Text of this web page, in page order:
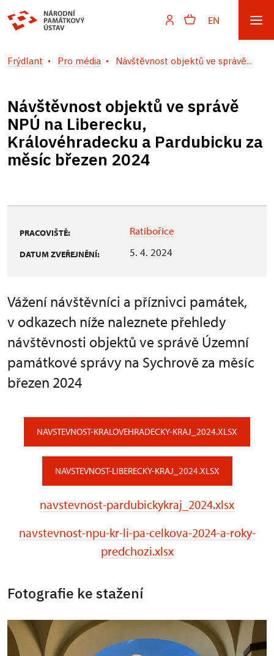
EN
Frýdlant Pro média Návštěvnost objektů ve správě...
Návštěvnost objektů ve správě
NPÚ na Liberecku,
Královéhradecku a Pardubicku za
měsíc březen 2024
PRACOVIŠTĚ: Ratibořice
DATUM ZVEŘEJNĚNÍ: 5. 4. 2024
Vážení návštěvníci a příznivci památek,
v odkazech níže naleznete přehledy
návštěvnosti objektů ve správě Územní
památkové správy na Sychrově za měsíc
březen 2024
NAVSTEVNOST-KRALOVEHRADECKY-KRAJ_2024.XLSX
NAVSTEVNOST-LIBERECKY-KRAJ_2024.XLSX
navstevnost-pardubickykraj_2024.xlsx
navstevnost-npu-kr-li-pa-celkova-2024-a-roky-
predchozi.xlsx
Fotografie ke stažení